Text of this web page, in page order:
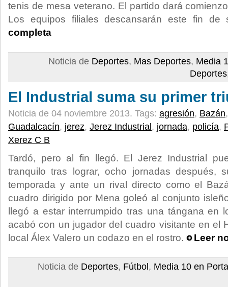
tenis de mesa veterano. El partido dará
Los equipos filiales descansarán este fin de
completa
Noticia de Deportes, Mas Deportes, Media
Deportes
El Industrial suma su primer
Noticia de 04 noviembre 2013. Tags: agresión, Bazán
Guadalcacín, jerez, Jerez Industrial , jornada, policía,
Xerez C B
Tardó, pero al fin llegó. El Jerez Industrial
tranquilo tras lograr, ocho jornadas después,
temporada y ante un rival directo como el
cuadro dirigido por Mena goleó al conjunto
llegó a estar interrumpido tras una tángana en
acabó con un jugador del cuadro visitante en el
local Álex Valero un codazo en el rostro.
Leer
Noticia de Deportes, Fútbol , Media 10 en